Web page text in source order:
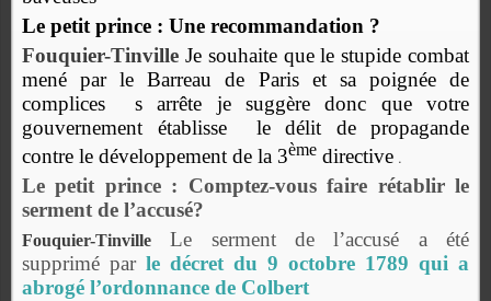
Le petit prince : Une recommandation ?
Fouquier-Tinville Je souhaite que le stupide combat
mené par le Barreau de Paris et sa poignée de
complices
s arrête je suggère donc que votre
gouvernement établisse
le délit de propagande
contre le développement de la 3ème directive .
Le petit prince : Comptez-vous faire rétablir le
serment de l’accusé?
Fouquier-Tinville
Le serment de l’accusé a été
supprimé par le décret du 9 octobre 1789 qui a
abrogé l’ordonnance de Colbert